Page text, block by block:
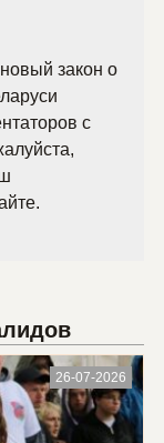
закон о
с
26-07-2026